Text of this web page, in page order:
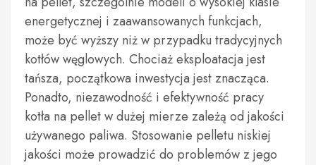
energetycznej i zaawansowanych funkcjach,
może być wyższy niż w przypadku tradycyjnych
kotłów węglowych. Chociaż eksploatacja jest
tańsza, początkowa inwestycja jest znacząca.
Ponadto, niezawodność i efektywność pracy
kotła na pellet w dużej mierze zależą od jakości
używanego paliwa. Stosowanie pelletu niskiej
jakości może prowadzić do problemów z jego